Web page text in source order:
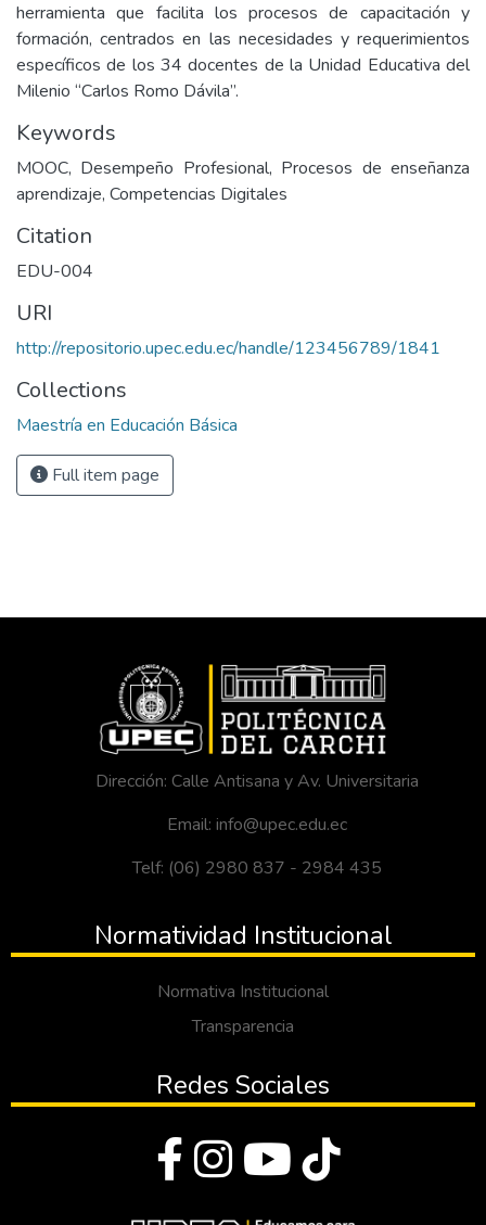
herramienta que facilita los procesos de capacitación y
formación, centrados en las necesidades y requerimientos
específicos de los 34 docentes de la Unidad Educativa del
Milenio “Carlos Romo Dávila”.
Keywords
MOOC, Desempeño Profesional, Procesos de enseñanza
aprendizaje, Competencias Digitales
Citation
EDU-004
URI
http://repositorio.upec.edu.ec/handle/123456789/1841
Collections
Maestría en Educación Básica
Full item page
Dirección: Calle Antisana y Av. Universitaria
Email: info@upec.edu.ec
Telf: (06) 2980 837 - 2984 435
Normatividad Institucional
Normativa Institucional
Transparencia
Redes Sociales